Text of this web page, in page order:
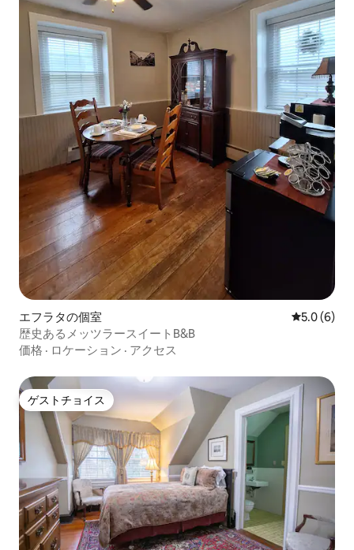
エフラタの個室 レビュー6
5.0 (6)
歴史あるメッツラースイートB&B
価格 · ロケーション · アクセス
ゲストチョイス
ゲストチョイス